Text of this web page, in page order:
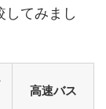
てみまし
高速バス